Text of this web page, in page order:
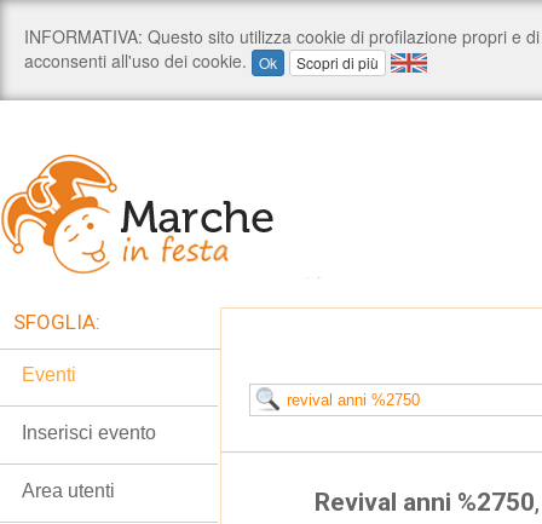
Revival anni %2750
SFOGLIA:
Eventi
Inserisci evento
Area utenti